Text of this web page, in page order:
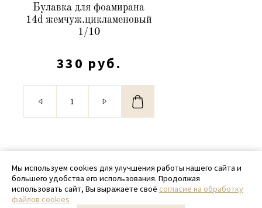
Булавка для фоамирана
14d жемчуж.цикламеновый
1/10
330 руб.
© 2020 - 2026 SamPack
+ 7 (918) 699-97-87
zakaz@sampack.store
Мы используем cookies для улучшения работы нашего сайта и
большего удобства его использования. Продолжая
использовать сайт, Вы выражаете своё согласие на обработку
файлов cookies